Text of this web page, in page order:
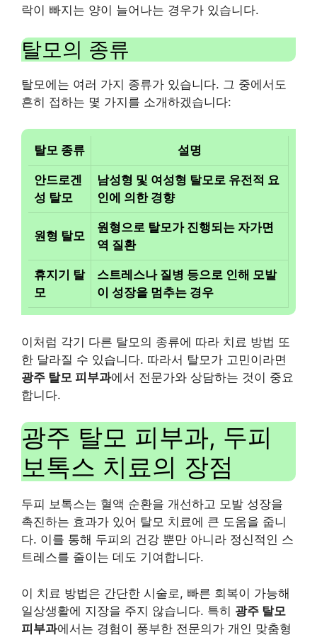
락이 빠지는 양이 늘어나는 경우가 있습니다.
탈모의 종류
탈모에는 여러 가지 종류가 있습니다. 그 중에서도
흔히 접하는 몇 가지를 소개하겠습니다:
탈모 종류 설명
안드로겐
성 탈모
남성형 및 여성형 탈모로 유전적 요
인에 의한 경향
원형 탈모
원형으로 탈모가 진행되는 자가면
역 질환
휴지기 탈
모
스트레스나 질병 등으로 인해 모발
이 성장을 멈추는 경우
이처럼 각기 다른 탈모의 종류에 따라 치료 방법 또
한 달라질 수 있습니다. 따라서 탈모가 고민이라면
광주 탈모 피부과에서 전문가와 상담하는 것이 중요
합니다.
광주 탈모 피부과, 두피
보톡스 치료의 장점
두피 보톡스는 혈액 순환을 개선하고 모발 성장을
촉진하는 효과가 있어 탈모 치료에 큰 도움을 줍니
다. 이를 통해 두피의 건강 뿐만 아니라 정신적인 스
트레스를 줄이는 데도 기여합니다.
이 치료 방법은 간단한 시술로, 빠른 회복이 가능해
일상생활에 지장을 주지 않습니다. 특히 광주 탈모
피부과에서는 경험이 풍부한 전문의가 개인 맞춤형